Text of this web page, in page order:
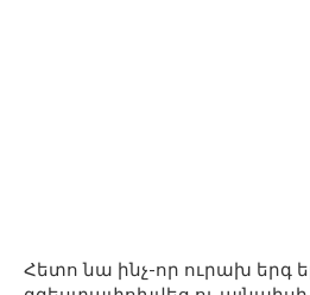
Հետո նա ինչ-որ ուրախ երգ